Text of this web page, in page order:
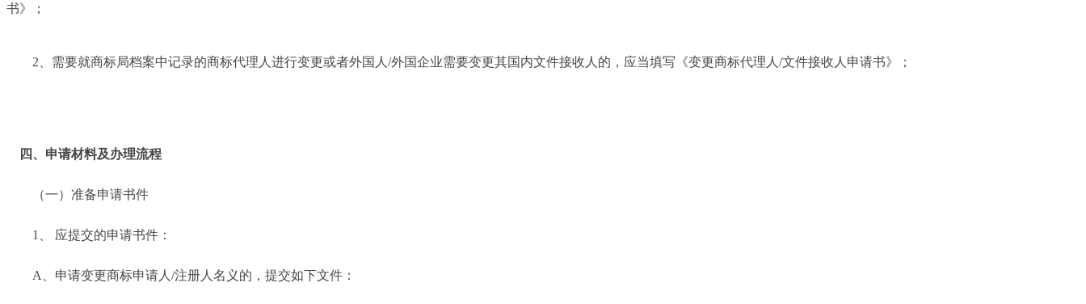
书》；
2、需要就商标局档案中记录的商标代理人进行变更或者外国人/外国企业需要变更其国内文件接收人的，应当填写《变更商标代理人/文件接收人申请书》；
四、申请材料及办理流程
（一）准备申请书件
1、 应提交的申请书件：
A、申请变更商标申请人/注册人名义的，提交如下文件：